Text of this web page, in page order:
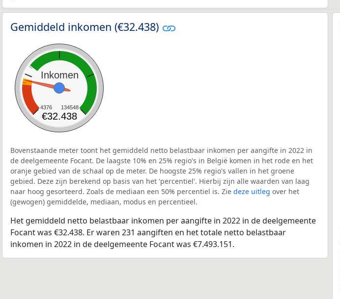
Gemiddeld inkomen (€32.438)
Inkomen
4376 134548
€32.438
Bovenstaande meter toont het gemiddeld netto belastbaar inkomen per aangifte in 2022 in
de deelgemeente Focant. De laagste 10% en 25% regio's in België komen in het rode en het
oranje gebied van de schaal op de meter. De hoogste 25% regio's vallen in het groene
gebied. Deze zijn berekend op basis van het 'percentiel'. Hierbij zijn alle waarden van laag
naar hoog gesorteerd. Zoals de mediaan een 50% percentiel is. Zie deze uitleg over het
(gewogen) gemiddelde, mediaan, modus en percentieel.
Het gemiddeld netto belastbaar inkomen per aangifte in 2022 in de deelgemeente
Focant was €32.438. Er waren 231 aangiften en het totale netto belastbaar
inkomen in 2022 in de deelgemeente Focant was €7.493.151.